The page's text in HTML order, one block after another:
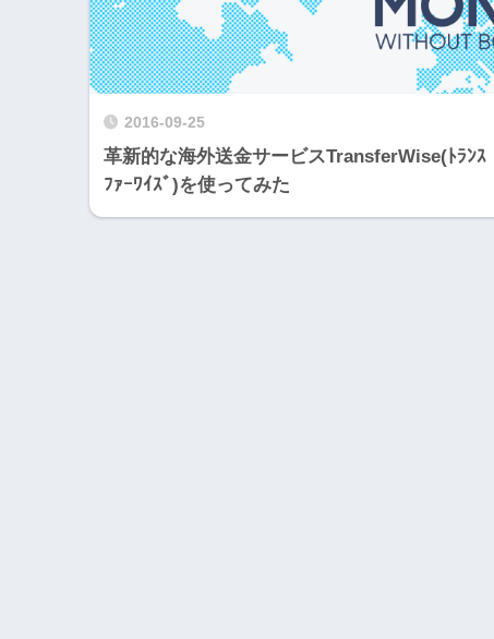
2016-09-25
革新的な海外送金サービスTransferWise(ﾄﾗﾝｽ
ﾌｧｰﾜｲｽﾞ)を使ってみた